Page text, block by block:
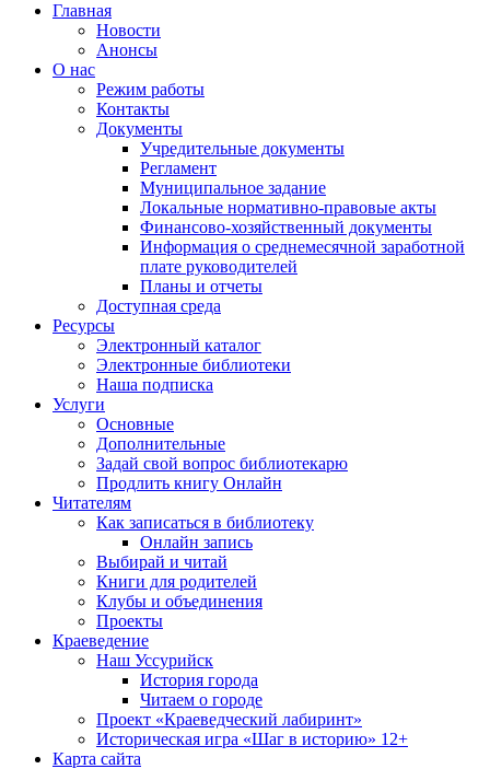
Главная
Новости
Анонсы
О нас
Режим работы
Контакты
Документы
Учредительные документы
Регламент
Муниципальное задание
Локальные нормативно-правовые акты
Финансово-хозяйственный документы
Информация о среднемесячной заработной
плате руководителей
Планы и отчеты
Доступная среда
Ресурсы
Электронный каталог
Электронные библиотеки
Наша подписка
Услуги
Основные
Дополнительные
Задай свой вопрос библиотекарю
Продлить книгу Онлайн
Читателям
Как записаться в библиотеку
Онлайн запись
Выбирай и читай
Книги для родителей
Клубы и объединения
Проекты
Краеведение
Наш Уссурийск
История города
Читаем о городе
Проект «Краеведческий лабиринт»
Историческая игра «Шаг в историю» 12+
Карта сайта